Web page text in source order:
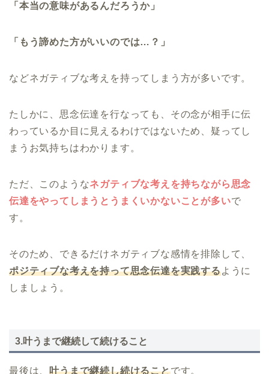
「本当の意味があるんだろうか」
「もう諦めた方がいいのでは…？」
などネガティブな考えを持ってしまう方が多いです。
たしかに、思念伝達を行なっても、その念が相手に伝
わっているか目に見えるわけではないため、疑ってし
まうお気持ちはわかります。
ただ、このようなネガティブな考えを持ちながら思念
伝達をやってしまうとうまくいかないことが多いで
す。
そのため、できるだけネガティブな感情を排除して、
ポジティブな考えを持って思念伝達を実践するように
しましょう。
3.叶うまで継続して続けること
最後は、叶うまで継続し続けることです。